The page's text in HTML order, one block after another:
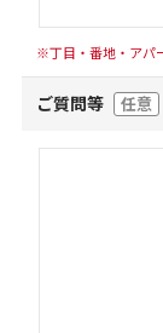
※丁目・番地・アパ
ご質問等 任意